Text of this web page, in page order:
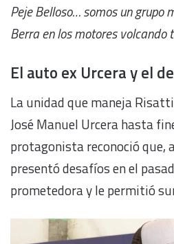
Peje Belloso… somos un grupo
Berra en los motores volcando
El auto ex Urcera y el
La unidad que maneja
José Manuel Urcera hasta
protagonista reconoció que,
presentó desafíos en el
prometedora y le permitió